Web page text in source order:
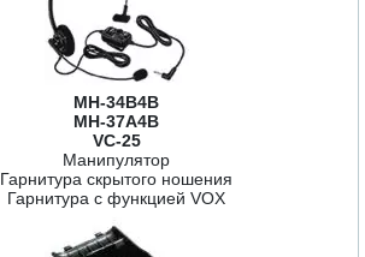
MH-34B4B
MH-37A4B
VC-25
Манипулятор
Гарнитура скрытого ношения
Гарнитура с функцией VOX